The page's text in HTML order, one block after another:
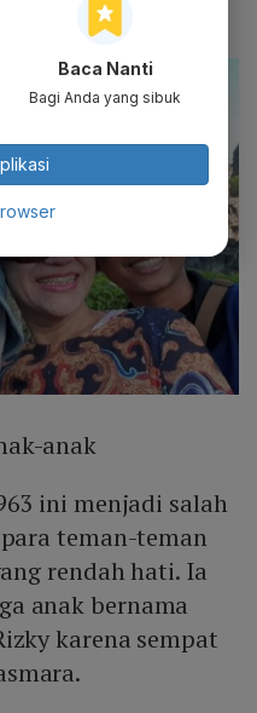
anak
ini menjadi salah
teman-teman
rendah hati. Ia
anak bernama
karena sempat
Baca Nanti
Bagi Anda yang sibuk